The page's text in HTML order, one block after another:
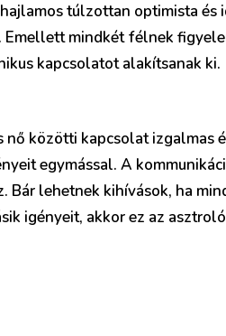
túlzottan optimista és
mindkét félnek
kapcsolatot alakítsanak ki.
nő közötti kapcsolat
egymással. A
Bár lehetnek kihívások, ha
igényeit, akkor ez az